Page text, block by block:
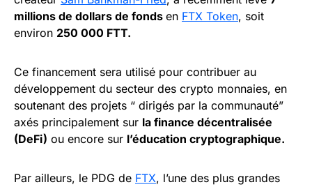
millions de dollars de fonds en FTX Token, soit
environ 250 000 FTT.
Ce financement sera utilisé pour contribuer au
développement du secteur des crypto monnaies, en
soutenant des projets “ dirigés par la communauté”
axés principalement sur la finance décentralisée
(DeFi) ou encore sur l’éducation cryptographique.
Par ailleurs, le PDG de FTX, l’une des plus grandes